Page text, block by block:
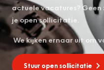
actuele vacatures?
je open sollicitatie.
We kijken ernaar uit om
Stuur open sollicitatie